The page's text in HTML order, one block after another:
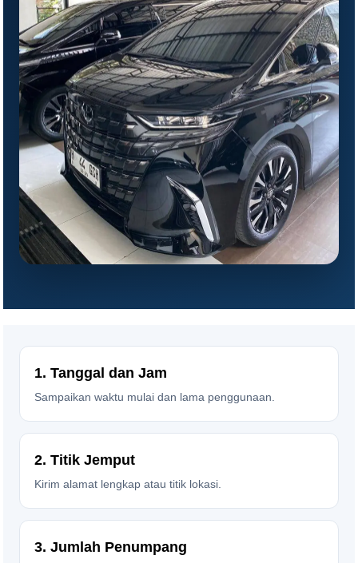
1. Tanggal dan Jam
Sampaikan waktu mulai dan lama penggunaan.
2. Titik Jemput
Kirim alamat lengkap atau titik lokasi.
3. Jumlah Penumpang